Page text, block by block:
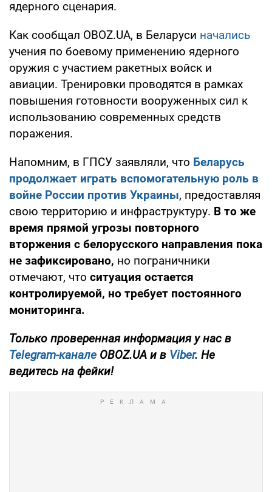
ядерного сценария.
Как сообщал OBOZ.UA, в Беларуси начались
учения по боевому применению ядерного
оружия с участием ракетных войск и
авиации. Тренировки проводятся в рамках
повышения готовности вооруженных сил к
использованию современных средств
поражения.
Напомним, в ГПСУ заявляли, что Беларусь
продолжает играть вспомогательную роль в
войне России против Украины, предоставляя
свою территорию и инфраструктуру. В то же
время прямой угрозы повторного
вторжения с белорусского направления пока
не зафиксировано, но пограничники
отмечают, что ситуация остается
контролируемой, но требует постоянного
мониторинга.
Только проверенная информация у нас в
Telegram-канале OBOZ.UA и в Viber. Не
ведитесь на фейки!